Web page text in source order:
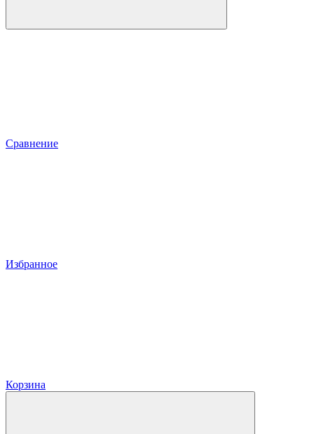
Сравнение
Избранное
Корзина